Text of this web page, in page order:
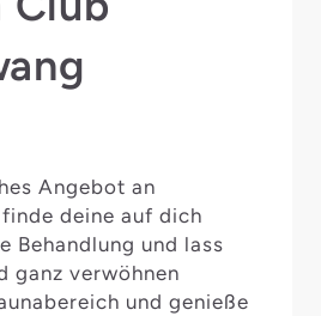
Angebot an
deine auf dich
Behandlung und lass
ganz verwöhnen
und genieße